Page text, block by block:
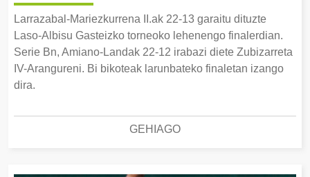
Larrazabal-Mariezkurrena II.ak 22-13 garaitu dituzte
Laso-Albisu Gasteizko torneoko lehenengo finalerdian.
Serie Bn, Amiano-Landak 22-12 irabazi diete Zubizarreta
IV-Arangureni. Bi bikoteak larunbateko finaletan izango
dira.
GEHIAGO